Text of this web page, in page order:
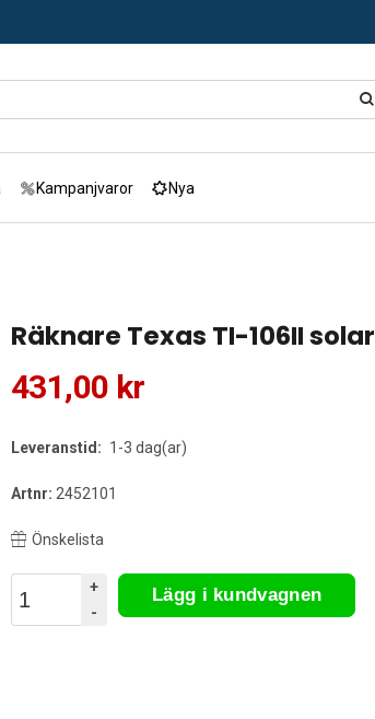
Kampanjvaror Nya
Räknare Texas TI-106II solar
431,00 kr
Leveranstid: 1-3 dag(ar)
Artnr: 2452101
Önskelista
+
-
Lägg i kundvagnen